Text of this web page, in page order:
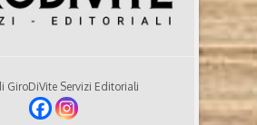
GiroDiVite Servizi Editoriali